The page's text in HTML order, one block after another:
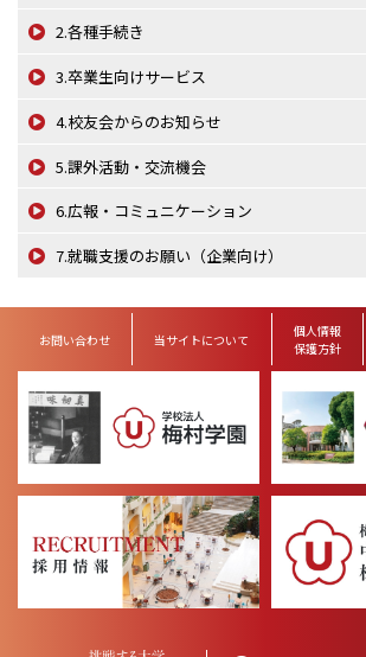
2.各種手続き
3.卒業生向けサービス
4.校友会からのお知らせ
5.課外活動・交流機会
6.広報・コミュニケーション
7.就職支援のお願い（企業向け）
お問い合わせ 当サイトについて
個人情報
保護方針